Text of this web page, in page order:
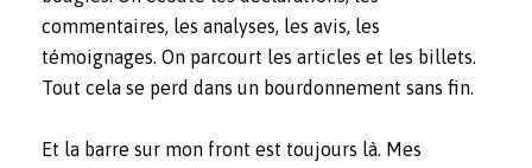
commentaires, les analyses, les avis, les
témoignages. On parcourt les articles et les billets.
Tout cela se perd dans un bourdonnement sans fin.
Et la barre sur mon front est toujours là. Mes